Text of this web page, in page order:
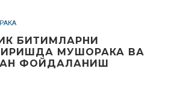
БИТИМЛАРНИ
МУШОРАКА ВА
ФОЙДАЛАНИШ